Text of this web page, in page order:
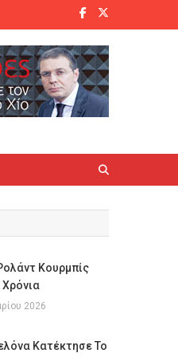
Κουρμπίς
2026
Κατέκτησε Το